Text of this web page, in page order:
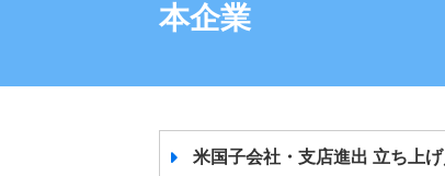
本企業
米国子会社・支店進出 立ち上